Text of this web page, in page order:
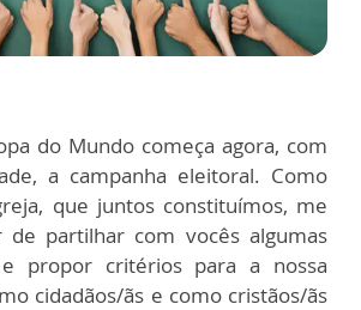
do Mundo começa agora, com
a campanha eleitoral. Como
que juntos constituímos, me
partilhar com vocês algumas
e propor critérios para a nossa
cidadãos/ãs e como cristãos/ãs